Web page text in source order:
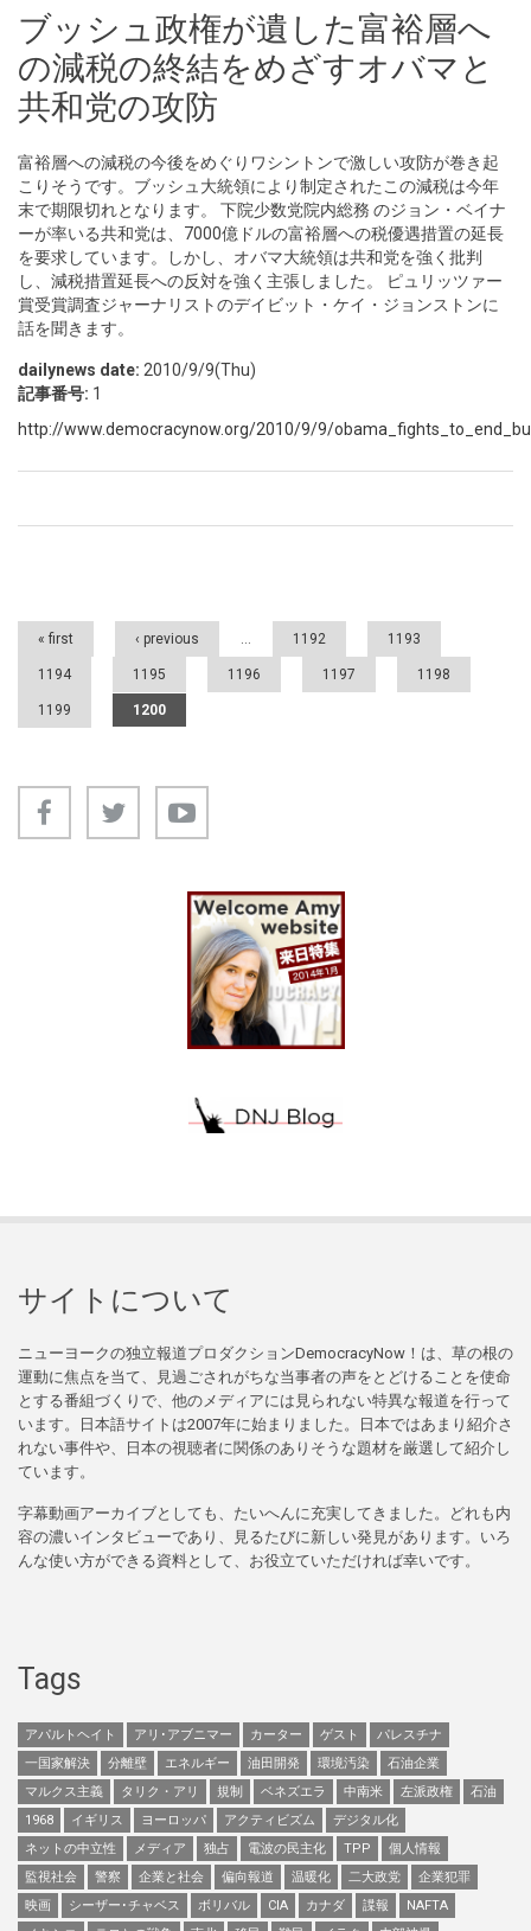
ブッシュ政権が遺した富裕層へ
の減税の終結をめざすオバマと
共和党の攻防
富裕層への減税の今後をめぐりワシントンで激しい攻防が巻き起
こりそうです。ブッシュ大統領により制定されたこの減税は今年
末で期限切れとなります。 下院少数党院内総務 のジョン・ベイナ
ーが率いる共和党は、7000億ドルの富裕層への税優遇措置の延長
を要求しています。しかし、オバマ大統領は共和党を強く批判
し、減税措置延長への反対を強く主張しました。 ピュリッツァー
賞受賞調査ジャーナリストのデイビット・ケイ・ジョンストンに
話を聞きます。
dailynews date: 2010/9/9(Thu)
記事番号: 1
http://www.democracynow.org/2010/9/9/
« first ‹ previous … 1192 1193
1194 1195 1196 1197 1198
1199 1200
サイトについて
ニューヨークの独立報道プロダクションDemocracyNow！は、草の根の
運動に焦点を当て、見過ごされがちな当事者の声をとどけることを使命
とする番組づくりで、他のメディアには見られない特異な報道を行って
います。日本語サイトは2007年に始まりました。日本ではあまり紹介さ
れない事件や、日本の視聴者に関係のありそうな題材を厳選して紹介し
ています。
字幕動画アーカイブとしても、たいへんに充実してきました。どれも内
容の濃いインタビューであり、見るたびに新しい発見があります。いろ
んな使い方ができる資料として、お役立ていただければ幸いです。
Tags
アパルトヘイト アリ･アブニマー カーター ゲスト
パレスチナ
一国家解決
分離壁 エネルギー 油田開発 環境汚染
石油企業
マルクス主義
タリク・アリ 規制 ベネズエラ 中南米 左派政権
石油
1968
イギリス ヨーロッパ アクティビズム
デジタル化
ネットの中立性
メディア 独占 電波の民主化 TPP
個人情報
監視社会
警察 企業と社会 偏向報道 温暖化 二大政党
企業犯罪
映画
シーザー･チャベス ボリバル CIA カナダ 諜報
NAFTA